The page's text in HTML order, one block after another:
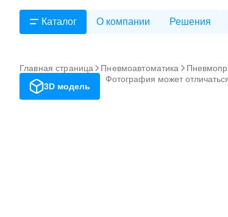
Каталог О компании Решения
Главная страница Пневмоавтоматика
3D модель
Фотография может